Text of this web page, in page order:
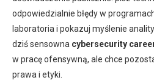
odpowiedzialnie błędy w
laboratoria i pokazuj myślenie
dziś sensowna cybersecurity
w pracę ofensywną, ale chce
prawa i etyki.